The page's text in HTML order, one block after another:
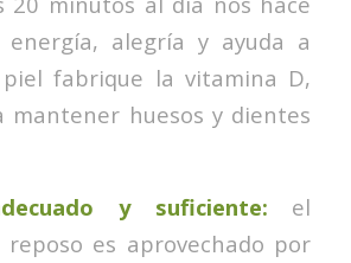
alegría y ayuda a
fabrique la vitamina D,
mantener huesos y dientes
y suficiente: el
es aprovechado por